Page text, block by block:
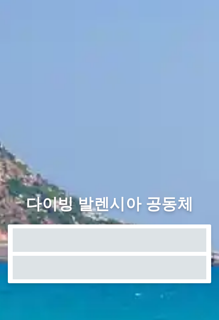
다이빙 발렌시아 공동체